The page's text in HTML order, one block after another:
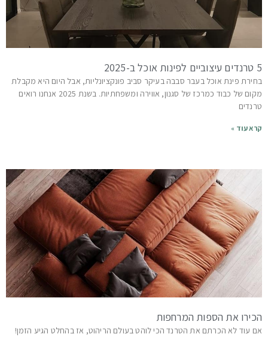
5 טרנדים עיצוביים לפינות אוכל ב-2025
בחירת פינת אוכל בעבר סבבה בעיקר סביב פונקציונליות, אבל היום היא מקבלת
מקום של כבוד כמרכז של סגנון, אווירה ומשפחתיות. בשנת 2025 אנחנו רואים
טרנדים
קרא עוד »
הכירו את הספות המרחפות
אם עוד לא הכרתם את הטרנד הכי לוהט בעולם הריהוט, אז בהחלט הגיע הזמן!